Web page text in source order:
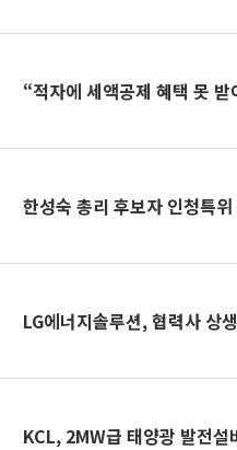
“적자에 세액공제 혜택 못
한성숙 총리 후보자 인청특
LG에너지솔루션, 협력사 상
KCL, 2MW급 태양광 발전